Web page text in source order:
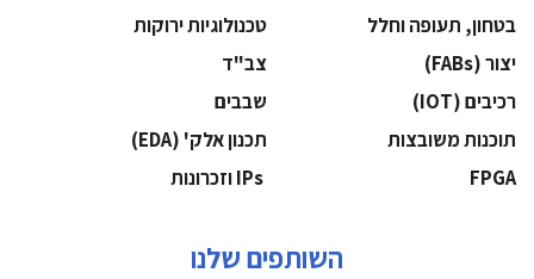
בטחון, תעופה וחלל
‫טכנולוגיות ירוקות‬
‫יצור (‪(FABs‬‬
‫צב"ד‬
‫רכיבים‬ (IOT)
‫שבבים‬
‫תוכנות משובצות‬
‫תכנון אלק' (‪(EDA‬‬
‫‪FPGA‬‬
השותפים שלנו